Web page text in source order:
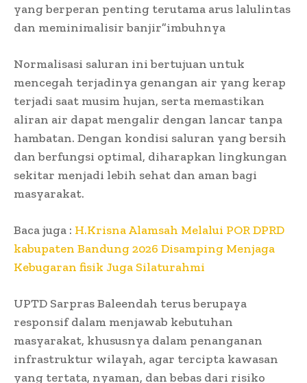
yang berperan penting terutama arus lalulintas
dan meminimalisir banjir”imbuhnya
Normalisasi saluran ini bertujuan untuk
mencegah terjadinya genangan air yang kerap
terjadi saat musim hujan, serta memastikan
aliran air dapat mengalir dengan lancar tanpa
hambatan. Dengan kondisi saluran yang bersih
dan berfungsi optimal, diharapkan lingkungan
sekitar menjadi lebih sehat dan aman bagi
masyarakat.
Baca juga : H.Krisna Alamsah Melalui POR DPRD
kabupaten Bandung 2026 Disamping Menjaga
Kebugaran fisik Juga Silaturahmi
UPTD Sarpras Baleendah terus berupaya
responsif dalam menjawab kebutuhan
masyarakat, khususnya dalam penanganan
infrastruktur wilayah, agar tercipta kawasan
yang tertata, nyaman, dan bebas dari risiko